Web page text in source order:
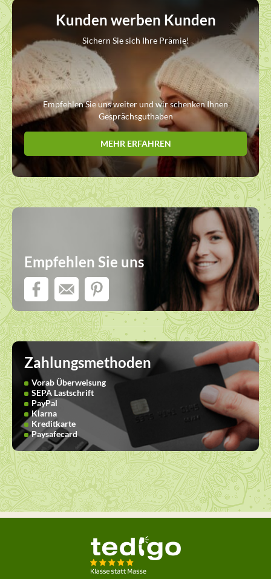
Kunden werben Kunden
Sichern Sie sich Ihre Prämie!
Empfehlen Sie uns weiter und wir schenken Ihnen
Gesprächsguthaben
MEHR ERFAHREN
Empfehlen Sie uns
Zahlungsmethoden
Vorab Überweisung
SEPA Lastschrift
PayPal
Klarna
Kreditkarte
Paysafecard